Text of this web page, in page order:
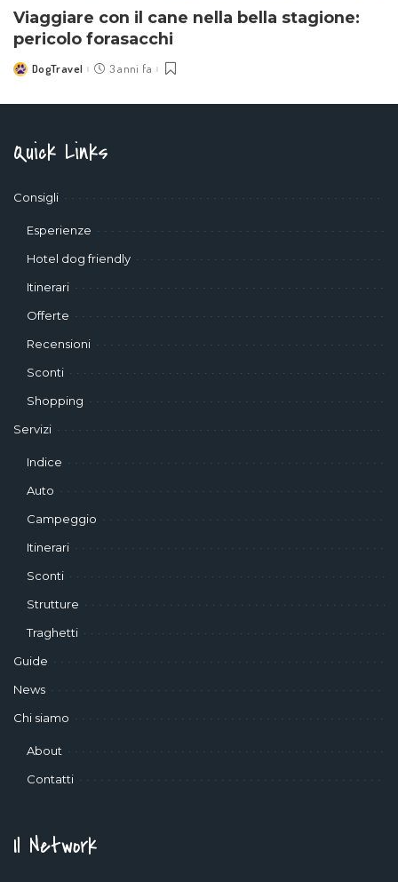
Viaggiare con il cane nella bella stagione:
pericolo forasacchi
PostedDogTravel 3 anni fa
Quick Links
Consigli
Esperienze
Hotel dog friendly
Itinerari
Offerte
Recensioni
Sconti
Shopping
Servizi
Indice
Auto
Campeggio
Itinerari
Sconti
Strutture
Traghetti
Guide
News
Chi siamo
About
Contatti
Il Network